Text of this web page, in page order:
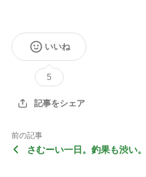
いいね
5
記事をシェア
前の記事
さむーい一日。釣果も渋い。